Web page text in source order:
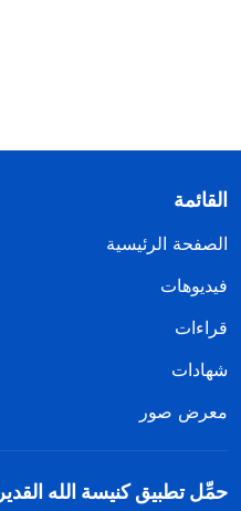
القائمة
الصفحة الرئيسية
فيديوهات
قراءات
شهادات
معرض صور
حمِّل تطبيق كنيسة الله القدير